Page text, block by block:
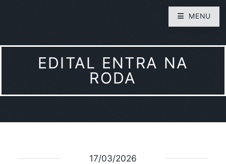
EDITAL ENTRA NA
RODA
17/03/2026
MENU